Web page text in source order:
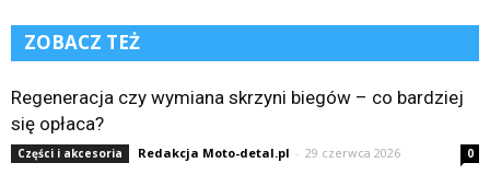
ZOBACZ TEŻ
Regeneracja czy wymiana skrzyni biegów – co bardziej
się opłaca?
Części i akcesoria Redakcja Moto-detal.pl - 29 czerwca 2026 0